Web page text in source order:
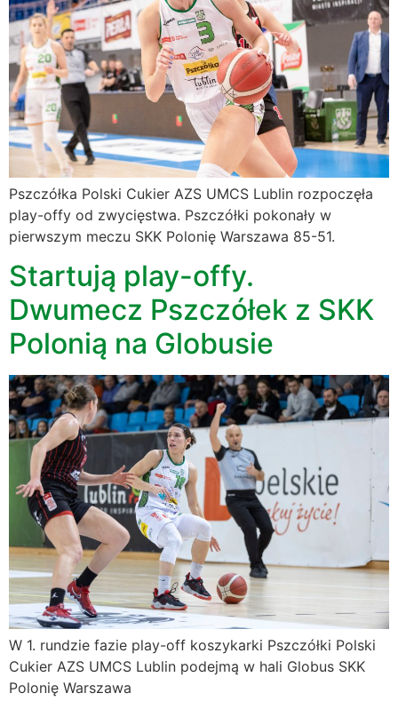
Pszczółka Polski Cukier AZS UMCS Lublin rozpoczęła
play-offy od zwycięstwa. Pszczółki pokonały w
pierwszym meczu SKK Polonię Warszawa 85-51.
Startują play-offy.
Dwumecz Pszczółek z SKK
Polonią na Globusie
W 1. rundzie fazie play-off koszykarki Pszczółki Polski
Cukier AZS UMCS Lublin podejmą w hali Globus SKK
Polonię Warszawa